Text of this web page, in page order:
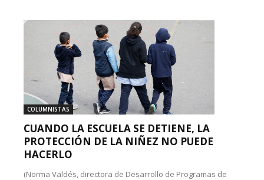
COLUMNISTAS
CUANDO LA ESCUELA SE DETIENE, LA
PROTECCIÓN DE LA NIÑEZ NO PUEDE
HACERLO
(Norma Valdés, directora de Desarrollo de Programas de